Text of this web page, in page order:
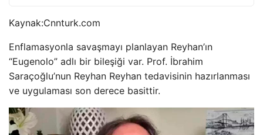
Kaynak:Cnnturk.com
Enflamasyonla savaşmayı planlayan Reyhan’ın
“Eugenolo” adlı bir bileşiği var. Prof. İbrahim
Saraçoğlu’nun Reyhan Reyhan tedavisinin hazırlanması
ve uygulaması son derece basittir.